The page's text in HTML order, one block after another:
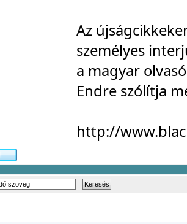
Az
személyes
a magyar
Endre szólítja
http://